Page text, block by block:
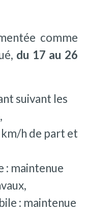
comme
du 17 au 26
suivant les
h de part et
: maintenue
: maintenue